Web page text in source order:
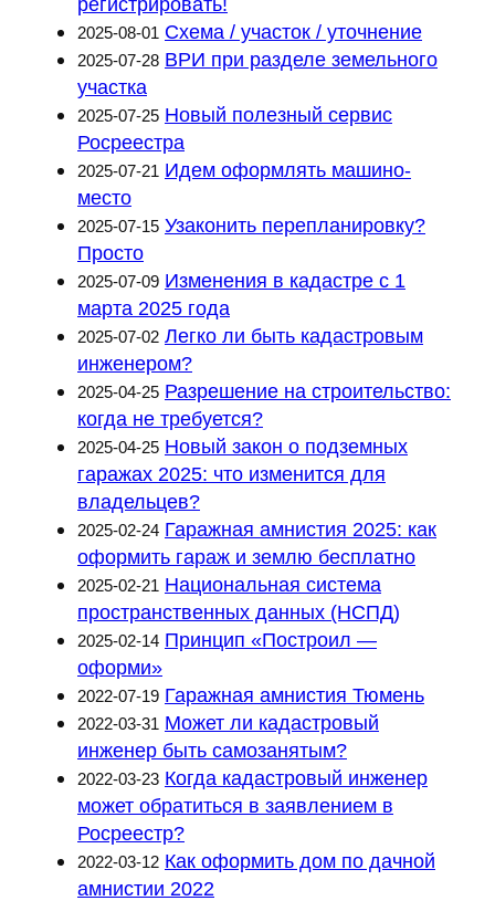
2025-08-01 Схема / участок / уточнение
2025-07-28 ВРИ при разделе земельного
участка
2025-07-25 Новый полезный сервис
Росреестра
2025-07-21 Идем оформлять машино-
место
2025-07-15 Узаконить перепланировку?
Просто
2025-07-09 Изменения в кадастре с 1
марта 2025 года
2025-07-02 Легко ли быть кадастровым
инженером?
2025-04-25 Разрешение на строительство:
когда не требуется?
2025-04-25 Новый закон о подземных
гаражах 2025: что изменится для
владельцев?
2025-02-24 Гаражная амнистия 2025: как
оформить гараж и землю бесплатно
2025-02-21 Национальная система
пространственных данных (НСПД)
2025-02-14 Принцип «Построил —
оформи»
2022-07-19 Гаражная амнистия Тюмень
2022-03-31 Может ли кадастровый
инженер быть самозанятым?
2022-03-23 Когда кадастровый инженер
может обратиться в заявлением в
Росреестр?
2022-03-12 Как оформить дом по дачной
амнистии 2022